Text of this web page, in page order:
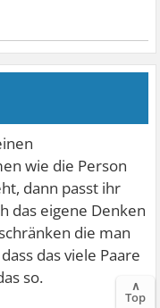
wie die Person
dann passt ihr
das eigene Denken
die man
das viele Paare
so.
∧
Top